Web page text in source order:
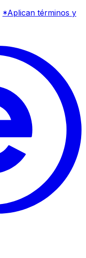
*Aplican términos y